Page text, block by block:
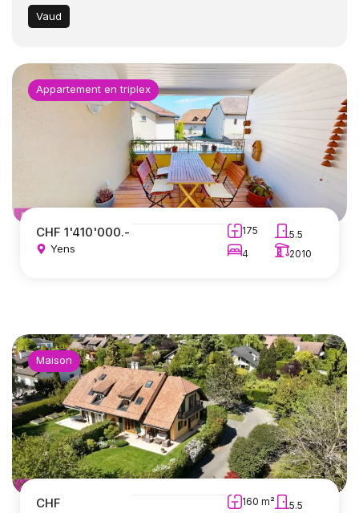
Vaud
Appartement en triplex
CHF 1'410'000.-
Yens
175
5.5
4
2010
Maison
CHF
160 m² 5.5